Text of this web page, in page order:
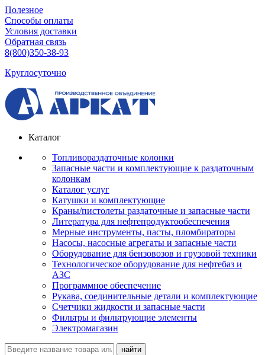
Полезное
Способы оплаты
Условия доставки
Обратная связь
8(800)350-38-93
Круглосуточно
Каталог
Топливораздаточные колонки
Запасные части и комплектующие к раздаточным
колонкам
Каталог услуг
Катушки и комплектующие
Краны/пистолеты раздаточные и запасные части
Литература для нефтепродуктообеспечения
Мерные инструменты, пасты, пломбираторы
Насосы, насосные агрегаты и запасные части
Оборудование для бензовозов и грузовой техники
Технологическое оборудование для нефтебаз и
АЗС
Программное обеспечение
Рукава, соединительные детали и комплектующие
Счетчики жидкости и запасные части
Фильтры и фильтрующие элементы
Электромагазин